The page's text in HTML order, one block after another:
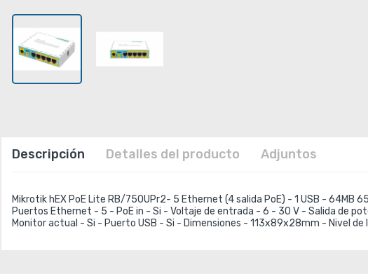
Descripción Detalles del producto Adjuntos
Mikrotik hEX PoE Lite RB/750UPr2- 5 Ethernet (4 salida PoE) - 1 USB - 64MB
Puertos Ethernet - 5 - PoE in - Si - Voltaje de entrada - 6 - 30 V - Salida de
Monitor actual - Si - Puerto USB - Si - Dimensiones - 113x89x28mm - Nivel